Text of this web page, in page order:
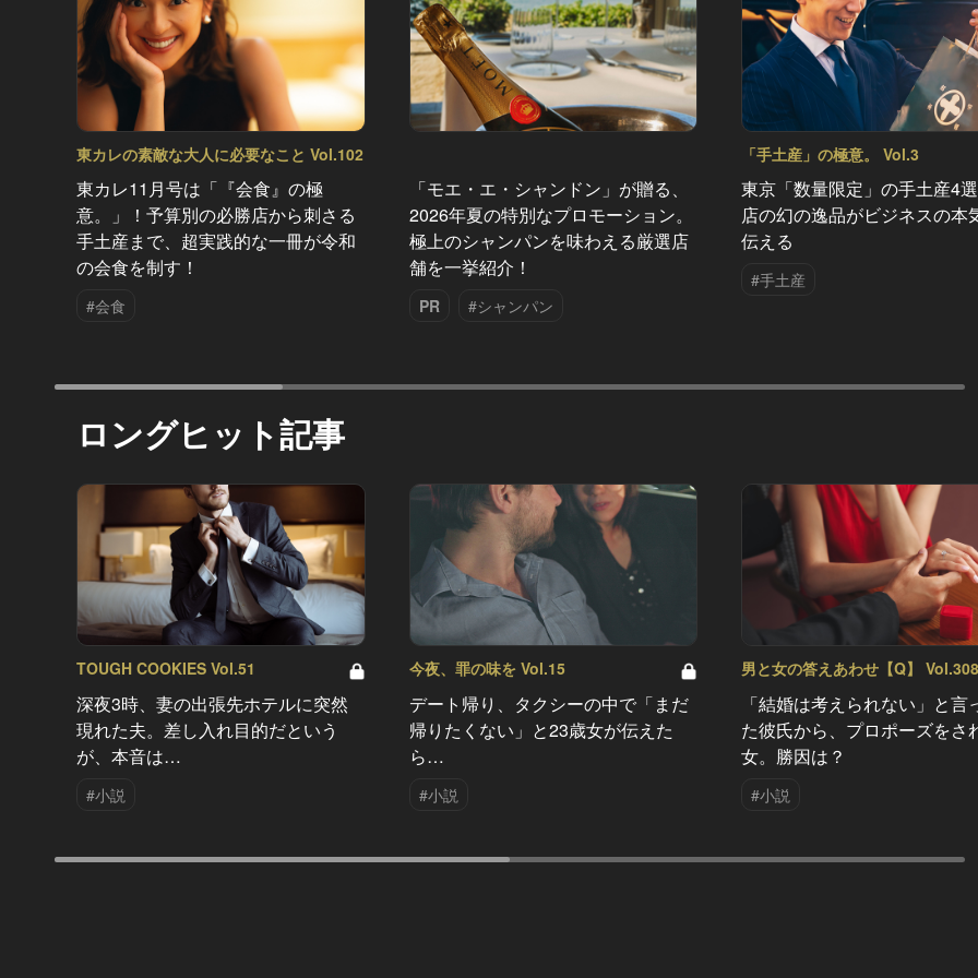
東カレの素敵な大人に必要なこと Vol.102
東カレ11月号は「『会食』の極
意。」！予算別の必勝店から刺さる
手土産まで、超実践的な一冊が令和
の会食を制す！
#会食
「モエ・エ・シャンドン」が贈る、
2026年夏の特別なプロモーション。
極上のシャンパンを味わえる厳選店
舗を一挙紹介！
PR #シャンパン
「手土産」の極意。 Vol.3
東京「数量限定」の手土産4
店の幻の逸品がビジネスの本
伝える
#手土産
ロングヒット記事
TOUGH COOKIES Vol.51
深夜3時、妻の出張先ホテルに突然
現れた夫。差し入れ目的だという
が、本音は…
#小説
今夜、罪の味を Vol.15
デート帰り、タクシーの中で「まだ
帰りたくない」と23歳女が伝えた
ら…
#小説
男と女の答えあわせ【Q】
「結婚は考えられない」と言
た彼氏から、プロポーズをさ
女。勝因は？
#小説